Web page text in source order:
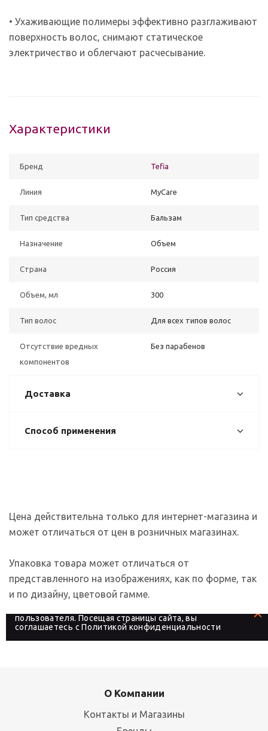
• Ухаживающие полимеры эффективно разглаживают
поверхность волос, снимают статическое
электричество и облегчают расчесывание.
Характеристики
Бренд Tefia
Линия MyCare
Тип средства Бальзам
Назначение Объем
Страна Россия
Объем, мл 300
Тип волос Для всех типов волос
Отсутствие вредных
компонентов
Без парабенов
Доставка
Способ применения
Цена действительна только для интернет-магазина и
может отличаться от цен в розничных магазинах.
Упаковка товара может отличаться от
представленного на изображениях, как по форме, так
и по дизайну, цветовой гамме.
На сайте используются файлы cookies, которые его
пользователя. Посещая страницы сайта, вы
соглашаетесь сПолитикой конфиденциальности
О Компании
Контакты и Магазины